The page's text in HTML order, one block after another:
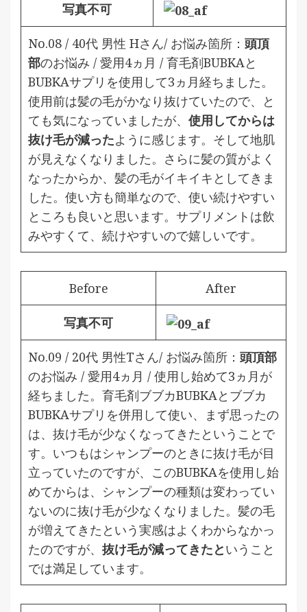
写真不可
No.08 / 40代 男性 Hさん/ お悩み箇所： 頭頂
部のお悩み / 愛用4ヵ月 / 育毛剤BUBKAと
BUBKAサプリを使用して3ヵ月経ちました。
使用前は髪の毛がかなり抜けていたので、と
ても気になっていましたが、 使用してからは
抜け毛が減ったように感じます。そして地肌
が見えなくなりました。さらに髪の質がよく
なったからか、髪の毛がイキイキとしてきま
した。使い方も簡単なので、使い続けやすい
ところも良いと思います。サプリメントは飲
みやすくて、続けやすいので嬉しいです。
Before After
写真不可
No.09 / 20代 男性Tさん/ お悩み箇所： 頭頂部
のお悩み / 愛用4ヵ月 / 使用し始めて3ヵ月が
経ちました。育毛剤ブブカBUBKAとブブカ
BUBKAサプリを併用して使い、まず思ったの
は、抜け毛が少なくなってきたということで
す。いつもはシャンプーのときに抜け毛が目
立っていたのですが、このBUBKAを使用し始
めてからは、シャンプーの種類は変わってい
ないのに抜け毛が少なくなりました。髪の毛
が増えてきたという実感はよくわからなかっ
たのですが、 抜け毛が減ってきたということ
では満足しています。